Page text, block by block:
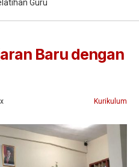
Guru
Baru dengan
Kurikulum